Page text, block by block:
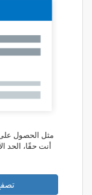
أنت حقًا، الحد